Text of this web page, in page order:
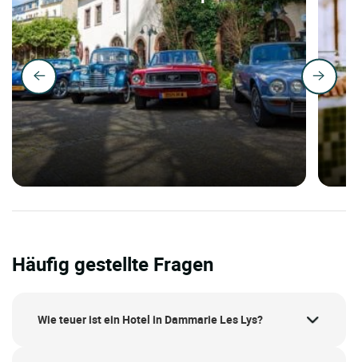
Häufig gestellte Fragen
Wie teuer ist ein Hotel in Dammarie Les Lys?